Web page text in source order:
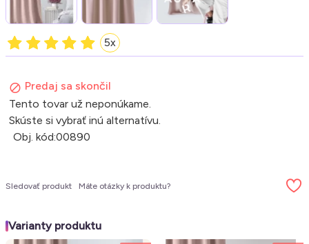
5x
Predaj sa skončil
Tento tovar už neponúkame.
Skúste si vybrať inú alternatívu.
Obj. kód:00890
Sledovať produkt Máte otázky k produktu?
Varianty produktu